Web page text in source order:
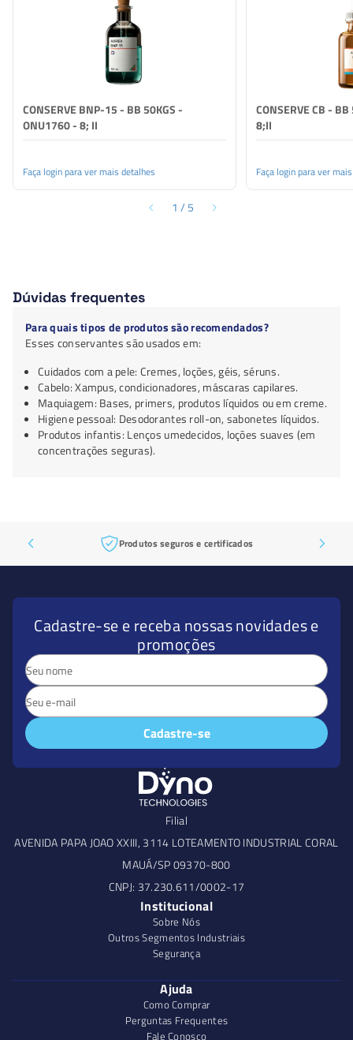
microbiológico. Miscível com água, glicóis e álcoois, é
utilizado em formulações industriais onde se requer
amplo espectro de atuação antimicrobiana
CONSERVE BNP-15 - BB 50KGS -
ONU1760 - 8; II
Faça login para ver mais detalhes
CONSERVE CB -
8;II
Faça login para ver
1 /5
Dúvidas frequentes
Para quais tipos de produtos são recomendados?
Esses conservantes são usados em:
Cuidados com a pele: Cremes, loções, géis, séruns.
Cabelo: Xampus, condicionadores, máscaras capilares.
Maquiagem: Bases, primers, produtos líquidos ou em creme.
Higiene pessoal: Desodorantes roll-on, sabonetes líquidos.
Produtos infantis: Lenços umedecidos, loções suaves (em
concentrações seguras).
Produtos seguros e certificados
Cadastre-se e receba nossas novidades e
promoções
Cadastre-se
Filial
AVENIDA PAPA JOAO XXIII, 3114 LOTEAMENTO INDUSTRIAL CORAL
MAUÁ/SP 09370-800
CNPJ: 37.230.611/0002-17
Institucional
Sobre Nós
Outros Segmentos Industriais
Segurança
Ajuda
Como Comprar
Perguntas Frequentes
Fale Conosco